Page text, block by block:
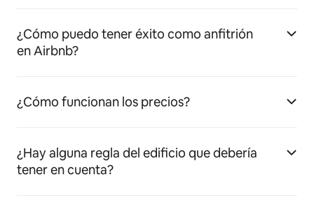
¿Cómo puedo tener éxito como anfitrión
en Airbnb?
¿Cómo funcionan los precios?
¿Hay alguna regla del edificio que debería
tener en cuenta?